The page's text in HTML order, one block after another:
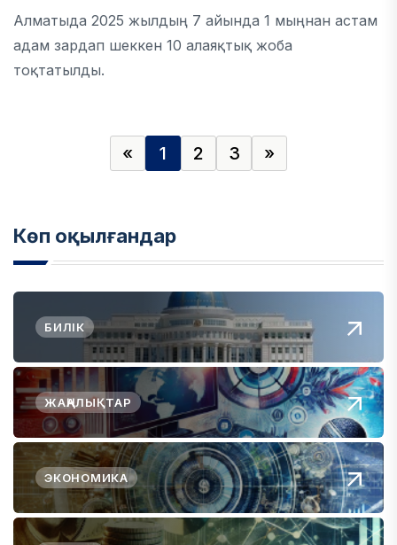
Алматыда 2025 жылдың 7 айында 1 мыңнан астам
адам зардап шеккен 10 алаяқтық жоба
тоқтатылды.
« 1 2 3 »
Көп оқылғандар
БИЛІК
ЖАҢАЛЫҚТАР
ЭКОНОМИКА